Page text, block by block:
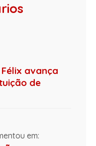
avança
de
em: